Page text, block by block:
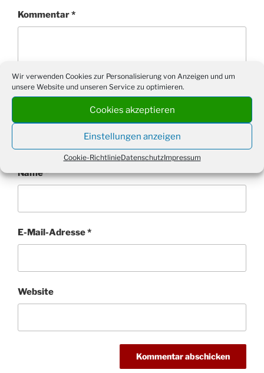
Wir verwenden Cookies zur Personalisierung von Anzeigen und um
unsere Website und unseren Service zu optimieren.
Cookies akzeptieren
Einstellungen anzeigen
Cookie-RichtlinieDatenschutzImpressum
Kommentar*
Name*
E-Mail-Adresse*
Website